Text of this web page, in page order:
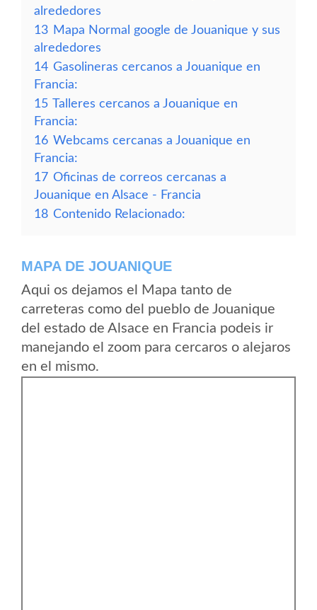
alrededores
13 Mapa Normal google de Jouanique y sus
alrededores
14 Gasolineras cercanos a Jouanique en
Francia:
15 Talleres cercanos a Jouanique en
Francia:
16 Webcams cercanas a Jouanique en
Francia:
17 Oficinas de correos cercanas a
Jouanique en Alsace - Francia
18 Contenido Relacionado:
MAPA DE JOUANIQUE
Aqui os dejamos el Mapa tanto de
carreteras como del pueblo de Jouanique
del estado de Alsace en Francia podeis ir
manejando el zoom para cercaros o alejaros
en el mismo.